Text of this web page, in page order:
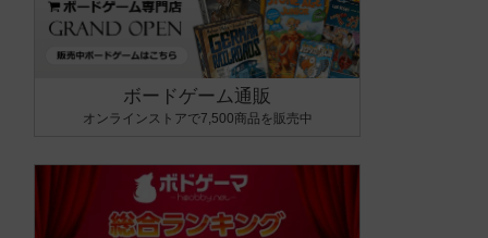
ボードゲーム通販
オンラインストアで7,500商品を販売中